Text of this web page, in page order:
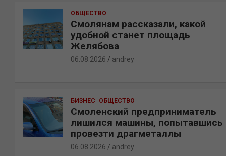
ОБЩЕСТВО
Смолянам рассказали, какой
удобной станет площадь
Желябова
06.08.2026 andrey
БИЗНЕС ОБЩЕСТВО
Смоленский предприниматель
лишился машины, попытавшись
провезти драгметаллы
06.08.2026 andrey